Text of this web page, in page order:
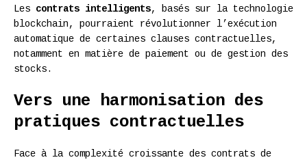
Les contrats intelligents, basés sur la technologie
blockchain, pourraient révolutionner l’exécution
automatique de certaines clauses contractuelles,
notamment en matière de paiement ou de gestion des
stocks.
Vers une harmonisation des
pratiques contractuelles
Face à la complexité croissante des contrats de